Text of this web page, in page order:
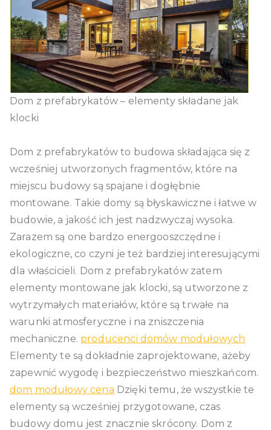
Dom z prefabrykatów – elementy składane jak
klocki
Dom z prefabrykatów to budowa składająca się z
wcześniej utworzonych fragmentów, które na
miejscu budowy są spajane i dogłębnie
montowane. Takie domy są błyskawiczne i łatwe w
budowie, a jakość ich jest nadzwyczaj wysoka.
Zarazem są one bardzo energooszczędne i
ekologiczne, co czyni je też bardziej interesującymi
dla właścicieli. Dom z prefabrykatów zatem
elementy montowane jak klocki, są utworzone z
wytrzymałych materiałów, które są trwałe na
warunki atmosferyczne i na zniszczenia
mechaniczne. producenci domów modułowych
Elementy te są dokładnie zaprojektowane, ażeby
zapewnić wygodę i bezpieczeństwo mieszkańcom.
dom modułowy cena Dzięki temu, że wszystkie te
elementy są wcześniej przygotowane, czas
budowy domu jest znacznie skrócony. Dom z